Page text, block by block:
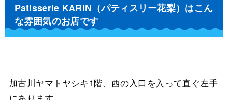
Patisserie KARIN（パティスリー花梨）はこん
な雰囲気のお店です
加古川ヤマトヤシキ1階、西の入口を入って直ぐ左手